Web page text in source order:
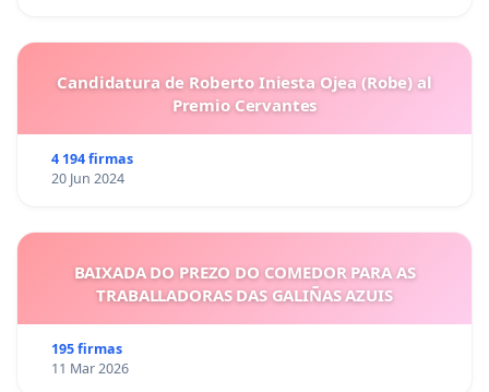
Candidatura de Roberto Iniesta Ojea (Robe) al
Premio Cervantes
4 194 firmas
20 Jun 2024
BAIXADA DO PREZO DO COMEDOR PARA AS
TRABALLADORAS DAS GALIÑAS AZUIS
195 firmas
11 Mar 2026